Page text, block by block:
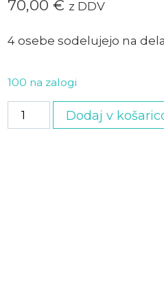
70,00 € z DDV
4 osebe sodelujejo na
100 na zalogi
Družinska
vstopnica
Dodaj v